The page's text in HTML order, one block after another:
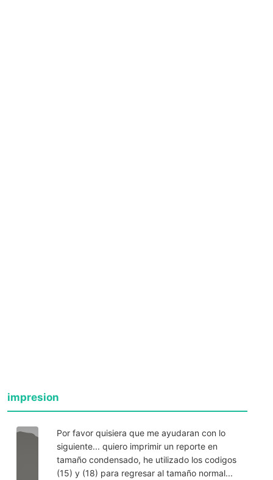
impresion
Por favor quisiera que me ayudaran con lo
siguiente... quiero imprimir un reporte en
tamaño condensado, he utilizado los codigos
(15) y (18) para regresar al tamaño normal...